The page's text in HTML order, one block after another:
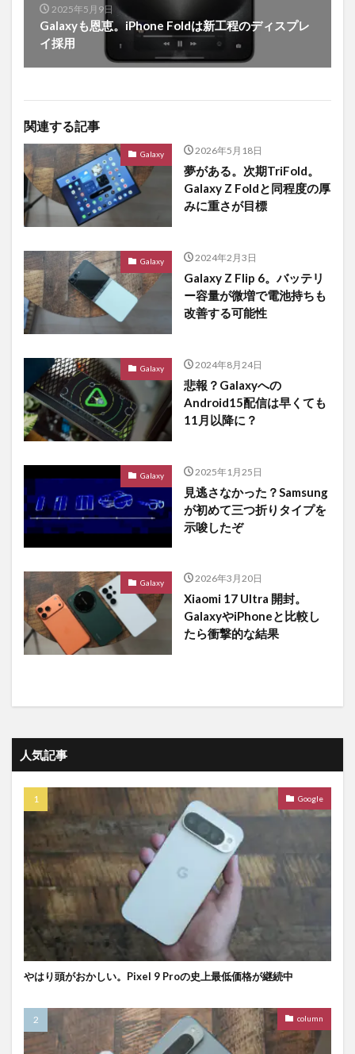
2025年5月9日
Galaxyも恩恵。iPhone Foldは新工程のディスプレ
イ採用
関連する記事
Galaxy 2026年5月18日
夢がある。次期TriFold。
Galaxy Z Foldと同程度の厚
みに重さが目標
Galaxy 2024年2月3日
Galaxy Z Flip 6。バッテリ
ー容量が微増で電池持ちも
改善する可能性
Galaxy 2024年8月24日
悲報？Galaxyへの
Android15配信は早くても
11月以降に？
Galaxy 2025年1月25日
見逃さなかった？Samsung
が初めて三つ折りタイプを
示唆したぞ
Galaxy 2026年3月20日
Xiaomi 17 Ultra 開封。
GalaxyやiPhoneと比較し
たら衝撃的な結果
人気記事
Google
やはり頭がおかしい。Pixel 9 Proの史上最低価格が継続中
column